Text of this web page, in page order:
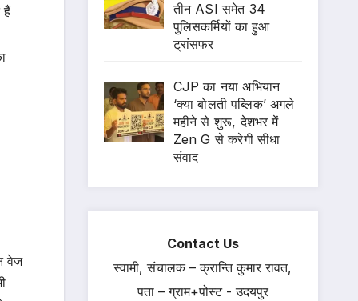
हैं
वेज
तीन ASI समेत 34
पुलिसकर्मियों का हुआ
ट्रांसफर
CJP का नया अभियान
‘क्या बोलती पब्लिक’ अगले
महीने से शुरू, देशभर में
Zen G से करेगी सीधा
संवाद
Contact Us
स्वामी, संचालक – क्रान्ति कुमार रावत,
पता – ग्राम+पोस्ट - उदयपुर